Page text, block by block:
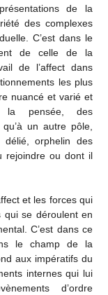
de la
des complexes
C’est dans le
de celle de la
de l’affect dans
les plus
nuancé et varié et
la pensée, des
un autre pôle,
délié, orphelin des
rejoindre ou dont il
et les forces qui
se déroulent en
C’est dans ce
le champ de la
aux impératifs du
internes qui lui
d’ordre